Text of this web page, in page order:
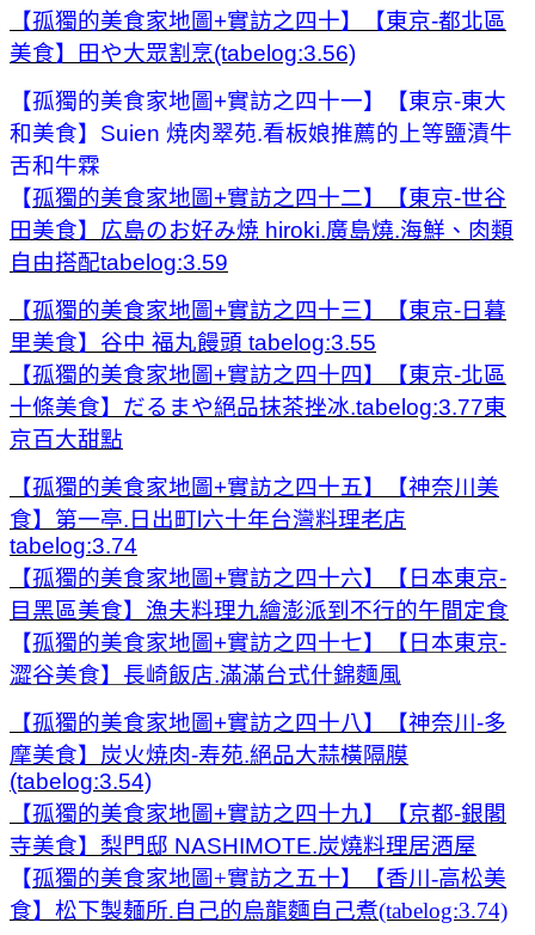
【孤獨的美食家地圖+實訪之四十】【東京-都北區
美食】田や大眾割烹(tabelog:3.56)
【孤獨的美食家地圖+實訪之四十一】【東京-東大
和美食】Suien 焼肉翠苑.看板娘推薦的上等鹽漬牛
舌和牛霖
【孤獨的美食家地圖+實訪之四十二】【東京-世谷
田美食】広島のお好み焼 hiroki.廣島燒.海鮮、肉類
自由搭配tabelog:3.59
【孤獨的美食家地圖+實訪之四十三】【東京-日暮
里美食】谷中 福丸饅頭 tabelog:3.55
【孤獨的美食家地圖+實訪之四十四】【東京-北區
十條美食】だるまや絕品抹茶挫冰.tabelog:3.77東
京百大甜點
【孤獨的美食家地圖+實訪之四十五】【神奈川美
食】第一亭.日出町l六十年台灣料理老店
tabelog:3.74
【孤獨的美食家地圖+實訪之四十六】【日本東京-
目黑區美食】漁夫料理九繪澎派到不行的午間定食
【孤獨的美食家地圖+實訪之四十七】【日本東京-
澀谷美食】長崎飯店.滿滿台式什錦麵風
【孤獨的美食家地圖+實訪之四十八】【神奈川-多
摩美食】炭火焼肉-寿苑.絕品大蒜橫隔膜
(tabelog:3.54)
【孤獨的美食家地圖+實訪之四十九】【京都-銀閣
寺美食】梨門邸 NASHIMOTE.炭燒料理居酒屋
【孤獨的美食家地圖+實訪之五十】【香川-高松美
食】松下製麺所.自己的烏龍麵自己煮(tabelog:3.74)